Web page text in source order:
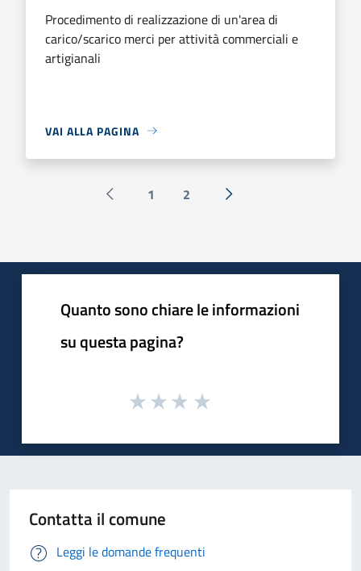
Procedimento di realizzazione di un'area di
carico/scarico merci per attività commerciali e
artigianali
VAI ALLA PAGINA
Pagina precedente
1 2 Successiva »
Quanto sono chiare le informazioni
su questa pagina?
Contatta il comune
Leggi le domande frequenti